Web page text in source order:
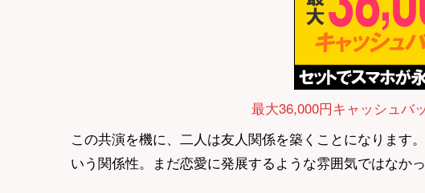
最大36,000円キャッシュバ
この共演を機に、二人は友人関係を築くことになります
いう関係性。まだ恋愛に発展するような雰囲気ではなかっ